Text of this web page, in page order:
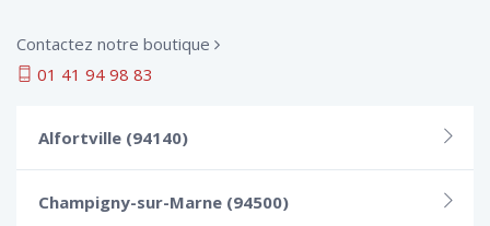
Contactez notre boutique
01 41 94 98 83
Alfortville (94140)
Champigny-sur-Marne (94500)